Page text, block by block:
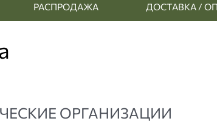
РАСПРОДАЖА ДОСТАВКА /
ОРГАНИЗАЦИИ